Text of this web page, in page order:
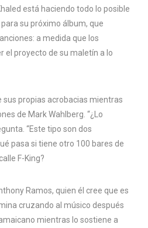
está haciendo todo lo posible
su próximo álbum, que
a medida que los
el proyecto de su maletín a lo
sus propias acrobacias mientras
de Mark Wahlberg. “¿Lo
“Este tipo son dos
pasa si tiene otro 100 bares de
F-King?
Ramos, quien él cree que es
cruzando al músico después
mientras lo sostiene a